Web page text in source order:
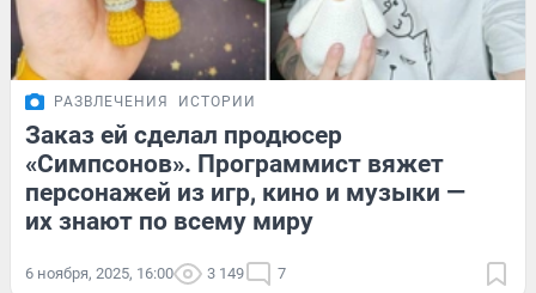
РАЗВЛЕЧЕНИЯ ИСТОРИИ
Заказ ей сделал продюсер
«Симпсонов». Программист вяжет
персонажей из игр, кино и музыки —
их знают по всему миру
6 ноября, 2025, 16:00 3 149 7